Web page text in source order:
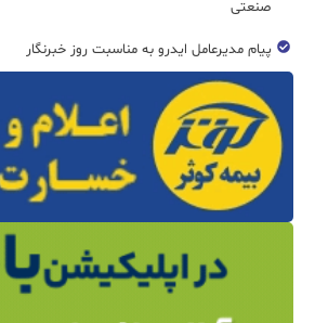
صنعتی
پیام مدیرعامل ایدرو به مناسبت روز خبرنگار